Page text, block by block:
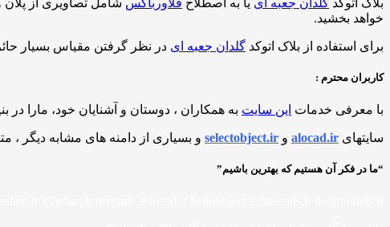
خواهد بخشید.
برای استفاده از بلاک اتوکد گلدان جعبه ای در نظر گرفتن مقیاس بسیار
کاربران محترم :
با معرفی خدمات این سایت به همکاران ، دوستان و آشنایان خود، مارا
سایتهای alocad.ir و selectobject.ir و بسیاری از دامنه های مشابه دیگر ،
“ما در فکر آن هستیم که بهترین باشیم”